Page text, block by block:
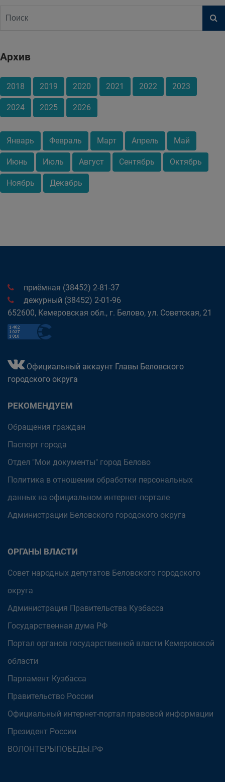
Архив
2018 2019 2020 2021 2022 2023
2024 2025 2026
Январь Февраль Март Апрель Май
Июнь Июль Август Сентябрь Октябрь
Ноябрь Декабрь
приёмная (38452) 2-81-37
дежурный (38452) 2-01-96
652600, Кемеровская обл., г. Белово, ул. Советская, 21
Официальный аккаунт Главы Беловского
городского округа
РЕКОМЕНДУЕМ
Обращения граждан
Паспорт города
Отдел "Мои документы" город Белово
Политика в отношении обработки персональных
данных на официальном интернет-портале
Администрации Беловского городского округа
ОРГАНЫ ВЛАСТИ
Совет народных депутатов Беловского городского
округа
Администрация Правительства Кузбасса
Государственная дума РФ
Портал органов государственной власти Кемеровской
области
Парламент Кузбасса
Правительство России
Официальный интернет-портал правовой информации
Президент России
ВОЛОНТЕРЫПОБЕДЫ.РФ